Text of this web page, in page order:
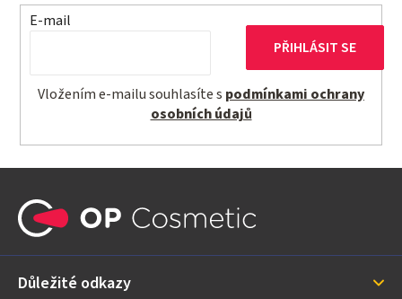
E-mail
Vložením e-mailu souhlasíte s podmínkami ochrany
osobních údajů
PŘIHLÁSIT SE
a
Důležité odkazy